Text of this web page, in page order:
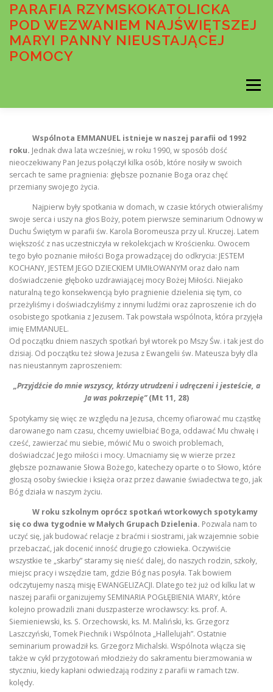
Przejdź
treści
PARAFIA RZYMSKOKATOLICKA
POD WEZWANIEM NAJŚWIĘTSZEJ
MARYI PANNY NIEUSTAJĄCEJ
POMOCY
Menu
INTENCJE MSZALNE O PARAFII
WSPÓLNOTY PARAFIALNE SAKRAMENTY
MEDIA STANDARDY OCHRONY MAŁOLETNICH
KONTAKT STRONA GŁÓWNA
Wspólnota EMMANUEL istnieje w naszej parafii od 1992
roku. Jednak dwa lata wcześniej, w roku 1990, w sposób dość
nieoczekiwany Pan Jezus połączył kilka osób, które nosiły w swoich
sercach te same pragnienia: głębsze poznanie Boga oraz chęć
przemiany swojego życia.
Najpierw były spotkania w domach, w czasie których otwieraliśmy
swoje serca i uszy na głos Boży, potem pierwsze seminarium Odnowy w
Duchu Świętym w parafii św. Karola Boromeusza przy ul. Kruczej. Latem
większość z nas uczestniczyła w rekolekcjach w Krościenku. Owocem
tego było poznanie miłości Boga prowadzącej do odkrycia: JESTEM
KOCHANY, JESTEM JEGO DZIECKIEM UMIŁOWANYM oraz dało nam
doświadczenie głęboko uzdrawiającej mocy Bożej Miłości. Niejako
naturalną tego konsekwencją było pragnienie dzielenia się tym, co
przeżyliśmy i doświadczyliśmy z innymi ludźmi oraz zaproszenie ich do
osobistego spotkania z Jezusem. Tak powstała wspólnota, która przyjęła
imię EMMANUEL.
Od początku dniem naszych spotkań był wtorek po Mszy Św. i tak jest do
dzisiaj. Od początku też słowa Jezusa z Ewangelii św. Mateusza były dla
nas nieustannym zaproszeniem:
„Przyjdźcie do mnie wszyscy, którzy utrudzeni i udręczeni i jesteście, a
Ja was pokrzepię”(Mt 11, 28)
Spotykamy się więc ze względu na Jezusa, chcemy ofiarować mu cząstkę
darowanego nam czasu, chcemy uwielbiać Boga, oddawać Mu chwałę i
cześć, zawierzać mu siebie, mówić Mu o swoich problemach,
doświadczać Jego miłości i mocy. Umacniamy się w wierze przez
głębsze poznawanie Słowa Bożego, katechezy oparte o to Słowo, które
głoszą osoby świeckie i księża oraz przez dawanie świadectwa tego, jak
Bóg działa w naszym życiu.
W roku szkolnym oprócz spotkań wtorkowych spotykamy
się co dwa tygodnie w Małych Grupach Dzielenia. Pozwala nam to
uczyć się, jak budować relacje z braćmi i siostrami, jak wzajemnie sobie
przebaczać, jak docenić inność drugiego człowieka. Oczywiście
wszystkie te „skarby” staramy się nieść dalej, do naszych rodzin, szkoły,
miejsc pracy i wszędzie tam, gdzie Bóg nas posyła. Tak bowiem
odczytujemy naszą misję EWANGELIZACJI. Dlatego też już od kilku lat w
naszej parafii organizujemy SEMINARIA POGŁĘBIENIA WIARY, które
kolejno prowadzili znani duszpasterze wrocławscy: ks. prof. A.
Siemieniewski, ks. S. Orzechowski, ks. M. Maliński, ks. Grzegorz
Laszczyński, Tomek Piechnik i Wspólnota „Hallelujah”. Ostatnie
seminarium prowadził ks. Grzegorz Michalski. Wspólnota włącza się
także w cykl przygotowań młodzieży do sakramentu bierzmowania w
styczniu, kiedy kapłani odwiedzają rodziny z parafii w ramach tzw.
kolędy.